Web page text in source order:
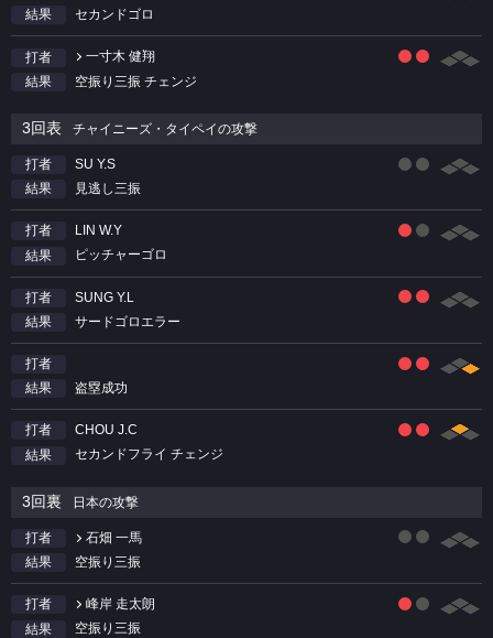
結果
セカンドゴロ
打者
一寸木 健翔
結果
空振り三振 チェンジ
3回表 チャイニーズ・タイペイの攻撃
打者
SU Y.S
結果
見逃し三振
打者
LIN W.Y
結果
ピッチャーゴロ
打者
SUNG Y.L
結果
サードゴロエラー
打者
結果
盗塁成功
打者
CHOU J.C
結果
セカンドフライ チェンジ
3回裏 日本の攻撃
打者
石畑 一馬
結果
空振り三振
打者
峰岸 走太朗
結果
空振り三振